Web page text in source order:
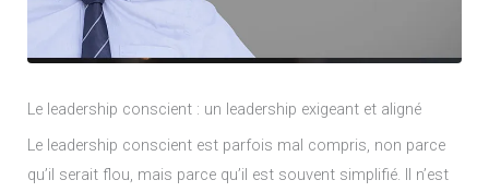
Le leadership conscient : un leadership exigeant et aligné
Le leadership conscient est parfois mal compris, non parce
qu’il serait flou, mais parce qu’il est souvent simplifié. Il n’est